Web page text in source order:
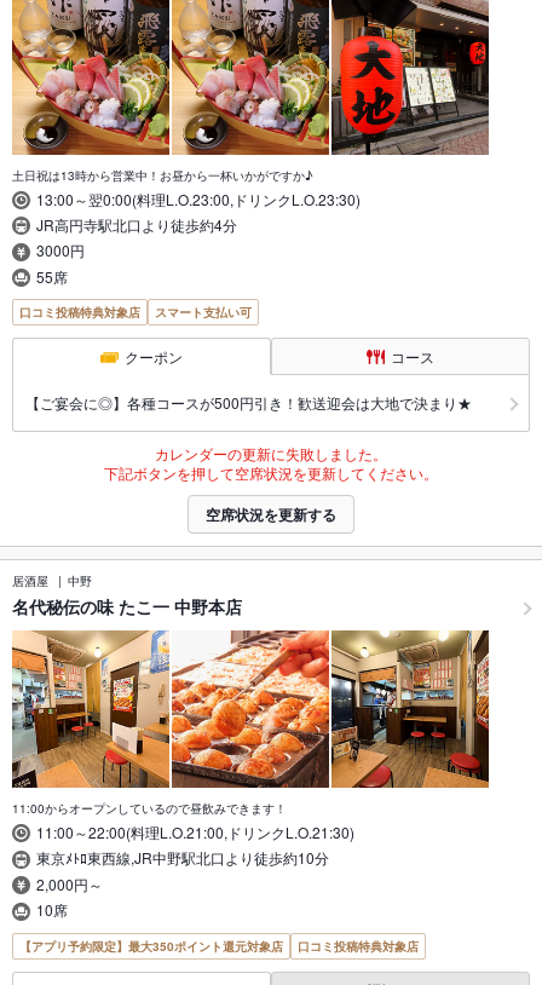
土日祝は13時から営業中！お昼から一杯いかがですか♪
13:00～翌0:00(料理L.O.23:00,ドリンクL.O.23:30)
JR高円寺駅北口より徒歩約4分
3000円
55席
口コミ投稿特典対象店 スマート支払い可
クーポン コース
【ご宴会に◎】各種コースが500円引き！歓送迎会は大地で決まり★
カレンダーの更新に失敗しました。
下記ボタンを押して空席状況を更新してください。
空席状況を更新する
居酒屋 中野
名代秘伝の味 たこ一 中野本店
11:00からオープンしているので昼飲みできます！
11:00～22:00(料理L.O.21:00,ドリンクL.O.21:30)
東京ﾒﾄﾛ東西線,JR中野駅北口より徒歩約10分
2,000円～
10席
【アプリ予約限定】最大350ポイント還元対象店 口コミ投稿特典対象店